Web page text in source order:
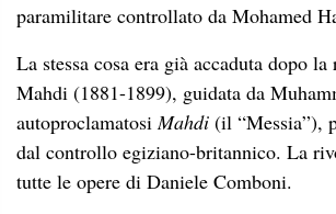
paramilitare controllato da Mohamed
La stessa cosa era già accaduta dopo
Mahdi (1881-1899), guidata da
autoproclamatosiMahdi (il “Messia”),
dal controllo egiziano-britannico. La
tutte le opere di Daniele Comboni.